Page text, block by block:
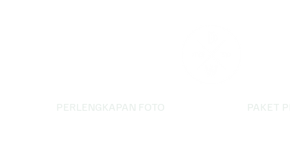
PERLENGKAPAN FOTO PAKET